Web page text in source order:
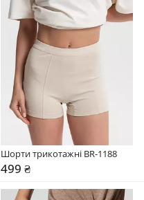
Шорти трикотажні BR-1188
499 ₴